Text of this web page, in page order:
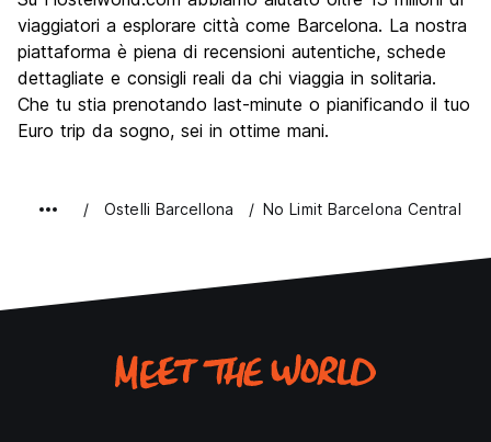
viaggiatori a esplorare città come Barcelona. La nostra
piattaforma è piena di recensioni autentiche, schede
dettagliate e consigli reali da chi viaggia in solitaria.
Che tu stia prenotando last-minute o pianificando il tuo
Euro trip da sogno, sei in ottime mani.
Ostelli Barcellona No Limit Barcelona Central